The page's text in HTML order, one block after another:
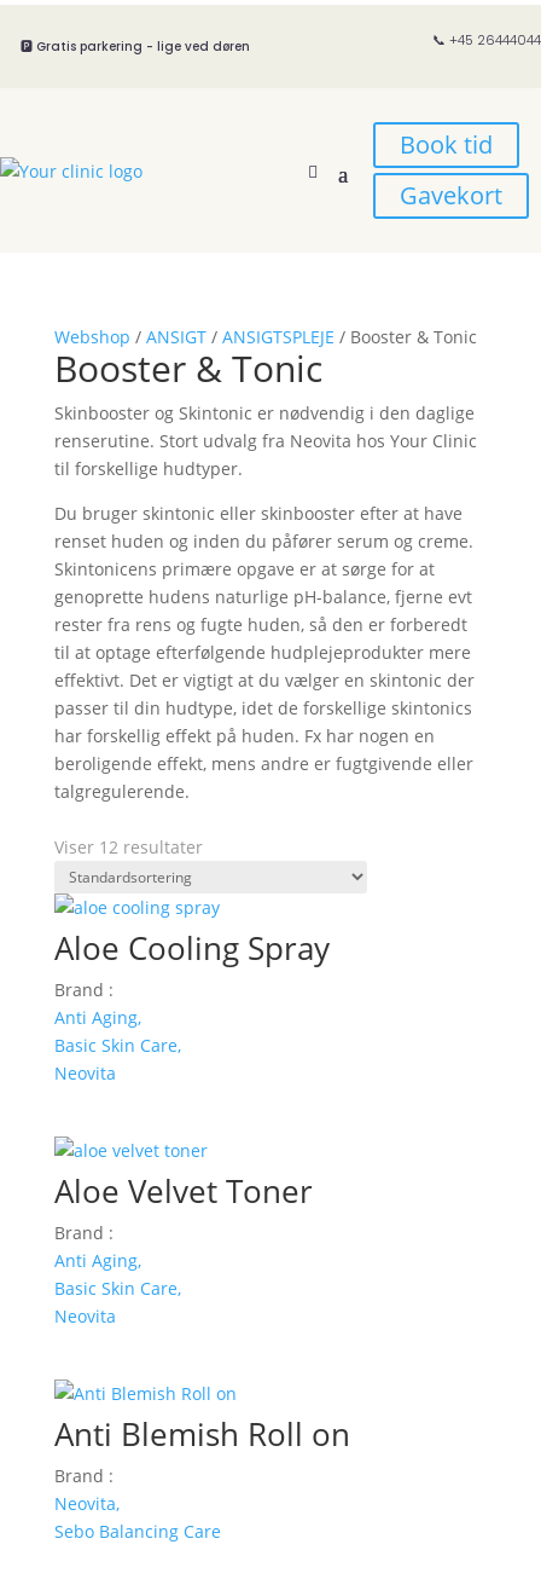
🅿️ Gratis parkering - lige ved døren 📞 +45 26444044
Book tid
Gavekort
Webshop / ANSIGT/ ANSIGTSPLEJE / Booster & Tonic
Booster & Tonic
Skinbooster og Skintonic er nødvendig i den daglige
renserutine. Stort udvalg fra Neovita hos Your Clinic
til forskellige hudtyper.
Du bruger skintonic eller skinbooster efter at have
renset huden og inden du påfører serum og creme.
Skintonicens primære opgave er at sørge for at
genoprette hudens naturlige pH-balance, fjerne evt
rester fra rens og fugte huden, så den er forberedt
til at optage efterfølgende hudplejeprodukter mere
effektivt. Det er vigtigt at du vælger en skintonic der
passer til din hudtype, idet de forskellige skintonics
har forskellig effekt på huden. Fx har nogen en
beroligende effekt, mens andre er fugtgivende eller
talgregulerende.
Viser 12 resultater
Aloe Cooling Spray
Brand :
Anti Aging,
Basic Skin Care,
Neovita
Aloe Velvet Toner
Brand :
Anti Aging,
Basic Skin Care,
Neovita
Anti Blemish Roll on
Brand :
Neovita,
Sebo Balancing Care